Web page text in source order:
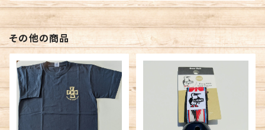
その他の商品